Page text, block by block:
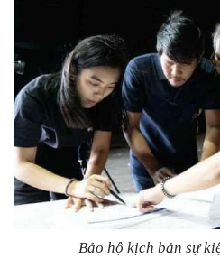
Bảo hộ kịch bản sự